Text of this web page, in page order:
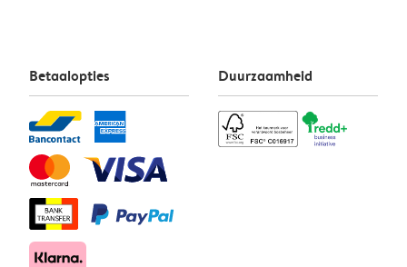
Betaalopties Duurzaamheid